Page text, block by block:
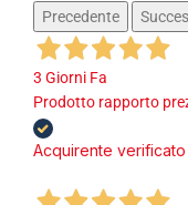
Precedente
3 Giorni Fa
Prodotto rapporto
Acquirente verificato